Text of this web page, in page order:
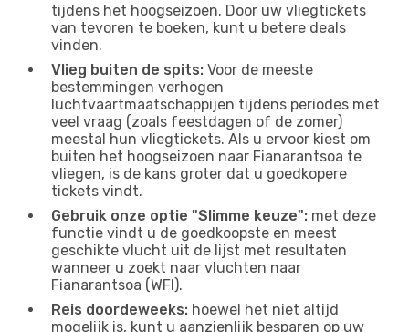
tijdens het hoogseizoen. Door uw vliegtickets
van tevoren te boeken, kunt u betere deals
vinden.
Vlieg buiten de spits: Voor de meeste
bestemmingen verhogen
luchtvaartmaatschappijen tijdens periodes met
veel vraag (zoals feestdagen of de zomer)
meestal hun vliegtickets. Als u ervoor kiest om
buiten het hoogseizoen naar Fianarantsoa te
vliegen, is de kans groter dat u goedkopere
tickets vindt.
Gebruik onze optie "Slimme keuze": met deze
functie vindt u de goedkoopste en meest
geschikte vlucht uit de lijst met resultaten
wanneer u zoekt naar vluchten naar
Fianarantsoa (WFI).
Reis doordeweeks: hoewel het niet altijd
mogelijk is, kunt u aanzienlijk besparen op uw